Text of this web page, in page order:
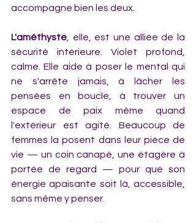
accompagne bien les deux.
L'améthyste, elle, est une alliée de la
sécurité intérieure. Violet profond,
calme. Elle aide à poser le mental qui
ne s'arrête jamais, à lâcher les
pensées en boucle, à trouver un
espace de paix même quand
l'extérieur est agité. Beaucoup de
femmes la posent dans leur pièce de
vie — un coin canapé, une étagère à
portée de regard — pour que son
énergie apaisante soit là, accessible,
sans même y penser.